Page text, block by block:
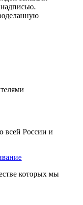
всей России и
которых мы